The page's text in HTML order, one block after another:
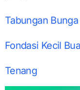
Tabungan
Fondasi Kecil
Tenang